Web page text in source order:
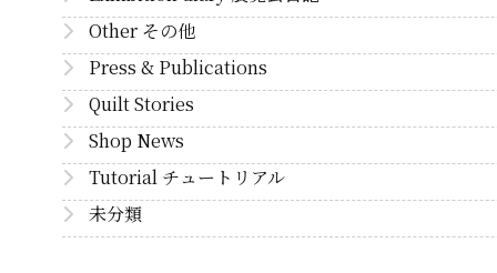
Other その他
Press & Publications
Quilt Stories
Shop News
Tutorial チュートリアル
未分類